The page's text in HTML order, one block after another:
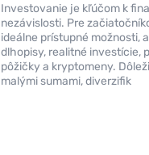
Investovanie je kľúčom k
nezávislosti. Pre
ideálne prístupné možnosti,
dlhopisy, realitné investície,
pôžičky a kryptomeny.
malými sumami, diverzifik